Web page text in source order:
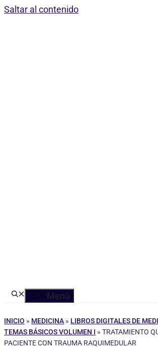
Saltar al contenido
Menú
INICIO » MEDICINA » LIBROS DIGITALES DE
TEMAS BÁSICOS VOLUMEN I » TRATAMIENTO
PACIENTE CON TRAUMA RAQUIMEDULAR